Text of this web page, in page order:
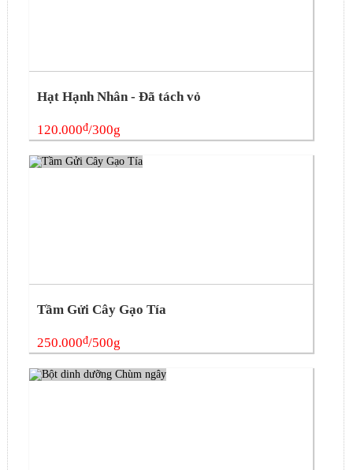
Hạt Hạnh Nhân - Đã tách vỏ
120.000đ/300g
Tầm Gửi Cây Gạo Tía
250.000đ/500g